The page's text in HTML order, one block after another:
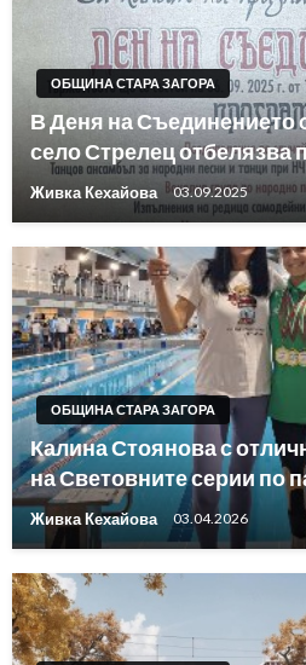
ОБЩИНА СТАРА ЗАГОРА
В Деня на Съединението
село Стрелец отбелязва
Живка Кехайова 03.09.2025
ОБЩИНА СТАРА ЗАГОРА
Калина Стоянова с
на Световните серии по
Живка Кехайова 03.04.2026